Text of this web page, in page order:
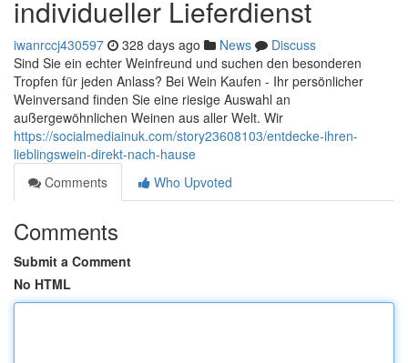
individueller Lieferdienst
iwanrccj430597 328 days ago News
Discuss
Sind Sie ein echter Weinfreund und suchen den besonderen
Tropfen für jeden Anlass? Bei Wein Kaufen - Ihr persönlicher
Weinversand finden Sie eine riesige Auswahl an
außergewöhnlichen Weinen aus aller Welt. Wir
https://socialmediainuk.com/story23608103/entdecke-ihren-
lieblingswein-direkt-nach-hause
Comments
Who Upvoted
Comments
Submit a Comment
No HTML